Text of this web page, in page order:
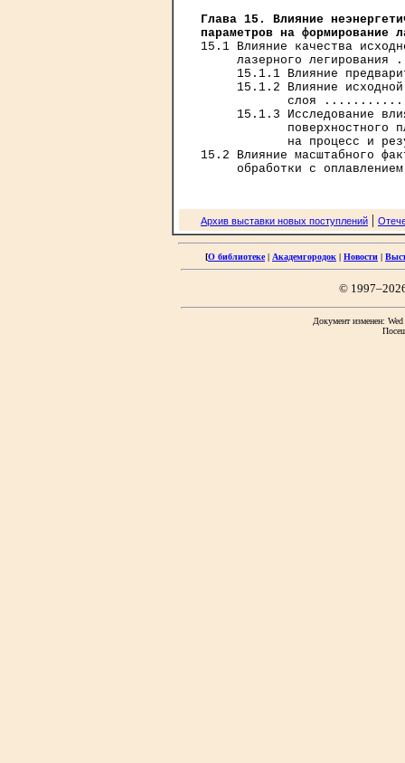
Глава 15. Влияние
параметров на формирование
15.1 Влияние качества
лазерного легирования
15.1.1 Влияние
15.1.2 Влияние
слоя
15.1.3 Исследование
поверхностного
на процесс и
15.2 Влияние масштабного
Архив выставки новых поступлений |
[О библиотеке| Академгородок | Новости |
©
Документ изменен: